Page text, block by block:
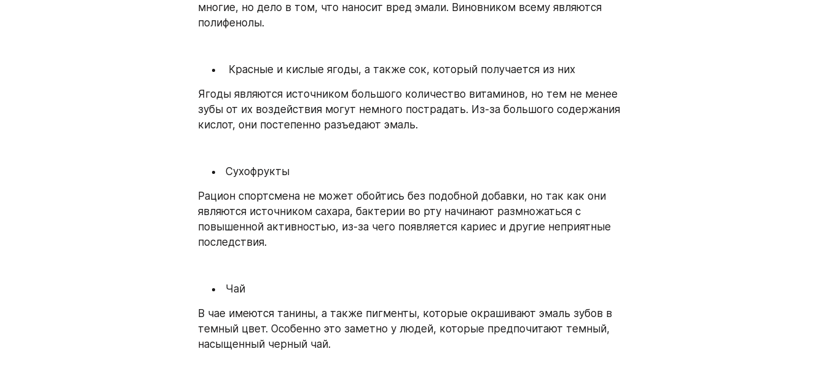
многие, но дело в том, что наносит вред эмали. Виновником всему являются
полифенолы.
  Красные и кислые ягоды, а также сок, который получается из них
Ягоды являются источником большого количество витаминов, но тем не менее
зубы от их воздействия могут немного пострадать. Из-за большого содержания
кислот, они постепенно разъедают эмаль.
Сухофрукты
Рацион спортсмена не может обойтись без подобной добавки, но так как они
являются источником сахара, бактерии во рту начинают размножаться с
повышенной активностью, из-за чего появляется кариес и другие неприятные
последствия.
Чай
В чае имеются танины, а также пигменты, которые окрашивают эмаль зубов в
темный цвет. Особенно это заметно у людей, которые предпочитают темный,
насыщенный черный чай.